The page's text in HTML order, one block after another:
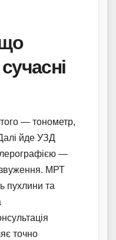
— тонометр,
йде УЗД
—
звуження. МРТ
пухлини та
точно